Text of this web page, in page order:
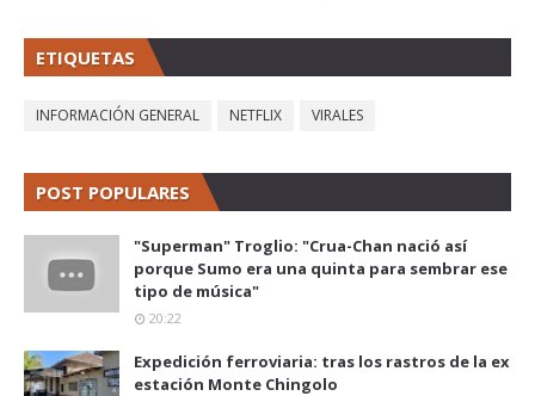
ETIQUETAS
INFORMACIÓN GENERAL NETFLIX VIRALES
POST POPULARES
"Superman" Troglio: "Crua-Chan nació así
porque Sumo era una quinta para sembrar ese
tipo de música"
20:22
Expedición ferroviaria: tras los rastros de la ex
estación Monte Chingolo